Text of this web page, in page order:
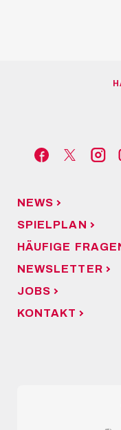
NEWS
SPIELPLAN
HÄUFIGE
NEWSLETTER
JOBS
KONTAKT